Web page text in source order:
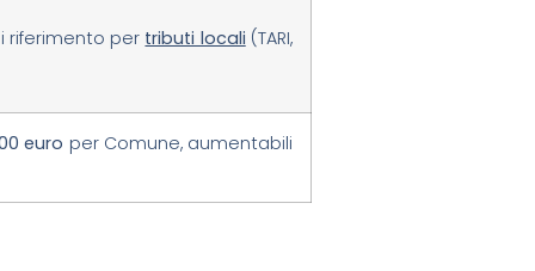
riferimento per tributi locali (TARI,
euro per Comune, aumentabili